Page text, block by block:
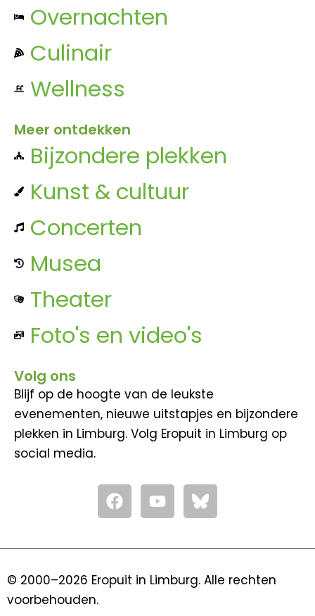
Overnachten
Culinair
Wellness
Meer ontdekken
Bijzondere plekken
Kunst & cultuur
Concerten
Musea
Theater
Foto's en video's
Volg ons
Blijf op de hoogte van de leukste
evenementen, nieuwe uitstapjes en bijzondere
plekken in Limburg. Volg Eropuit in Limburg op
social media.
F
a
c
o
Y
o
u
b
© 2000–2026 Eropuit in Limburg. Alle rechten
voorbehouden.